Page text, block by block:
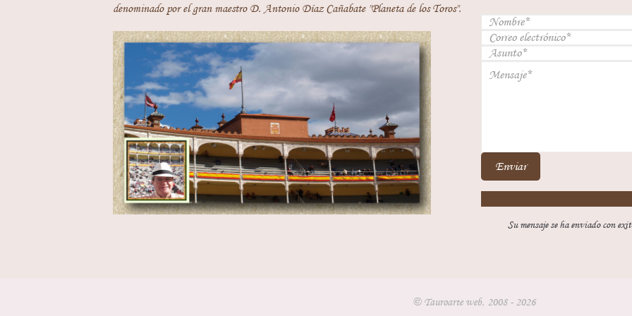
denominado por el gran maestro D. Antonio Díaz Cañabate "Planeta de los Toros".
Enviar
Su mensaje se ha enviado con
© Tauroarte web, 2008 - 2026